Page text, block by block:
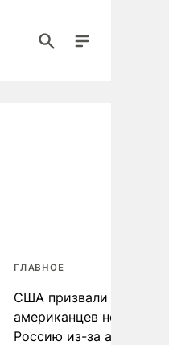
ГЛАВНОЕ
США призвали
американцев не
Россию из-за атак ВСУ